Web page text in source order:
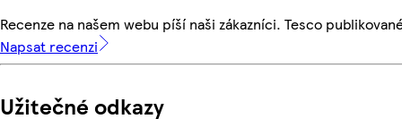
Recenze na našem webu píší naši zákazníci. Tesco
Napsat recenzi
Užitečné odkazy